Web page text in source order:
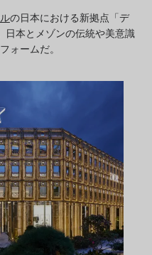
の日本における新拠点「デ
日本とメゾンの伝統や美意識
ォームだ。